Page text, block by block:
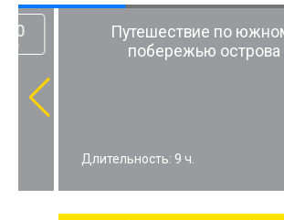
Путешествие по южному
побережью острова
Длительность: 9 ч.